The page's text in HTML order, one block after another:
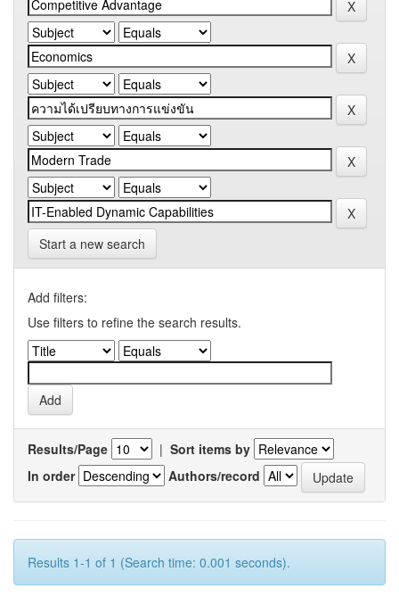
Start a new search
Add filters:
Use filters to refine the search results.
Results/Page | Sort items by
In order
Authors/record
Results 1-1 of 1 (Search time: 0.001 seconds).